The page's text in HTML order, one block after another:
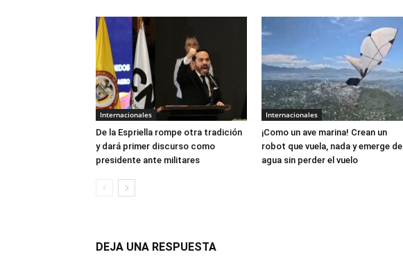
Internacionales
De la Espriella rompe otra tradición
y dará primer discurso como
presidente ante militares
Internacionales
¡Como un ave marina! Crean un
robot que vuela, nada y emerge del
agua sin perder el vuelo
DEJA UNA RESPUESTA